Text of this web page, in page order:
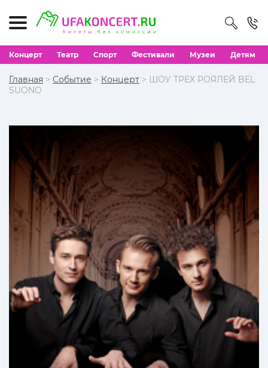
Концерт Театр Спорт Фестивали Музеи Детям
Главная > Событие > Концерт > ШОУ ТРЕХ РОЯЛЕЙ BEL
SUONO